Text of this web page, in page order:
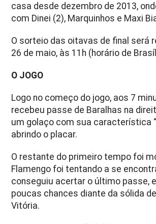
casa desde dezembro de 2013,
com Dinei (2), Marquinhos e Maxi
O sorteio das oitavas de final será
26 de maio, às 11h (horário de
O JOGO
Logo no começo do jogo, aos 7
recebeu passe de Baralhas na
um golaço com sua característica
abrindo o placar.
O restante do primeiro tempo foi
Flamengo foi tentando a se
conseguiu acertar o último passe,
poucas chances diante da sólida
Vitória.